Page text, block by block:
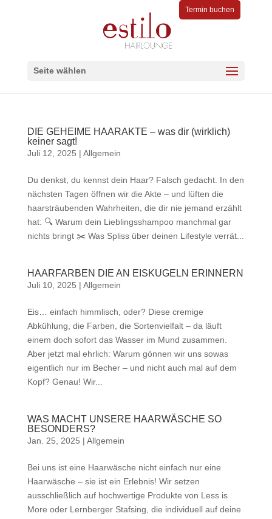
Termin buchen
Seite wählen
DIE GEHEIME HAARAKTE – was dir (wirklich)
keiner sagt!
Juli 12, 2025 | Allgemein
Du denkst, du kennst dein Haar? Falsch gedacht. In den
nächsten Tagen öffnen wir die Akte – und lüften die
haarsträubenden Wahrheiten, die dir nie jemand erzählt
hat: 🔍 Warum dein Lieblingsshampoo manchmal gar
nichts bringt ✂️ Was Spliss über deinen Lifestyle verrät...
HAARFARBEN DIE AN EISKUGELN ERINNERN
Juli 10, 2025 | Allgemein
Eis… einfach himmlisch, oder? Diese cremige
Abkühlung, die Farben, die Sortenvielfalt – da läuft
einem doch sofort das Wasser im Mund zusammen.
Aber jetzt mal ehrlich: Warum gönnen wir uns sowas
eigentlich nur im Becher – und nicht auch mal auf dem
Kopf? Genau! Wir...
WAS MACHT UNSERE HAARWÄSCHE SO
BESONDERS?
Jan. 25, 2025 | Allgemein
Bei uns ist eine Haarwäsche nicht einfach nur eine
Haarwäsche – sie ist ein Erlebnis! Wir setzen
ausschließlich auf hochwertige Produkte von Less is
More oder Lernberger Stafsing, die individuell auf deine